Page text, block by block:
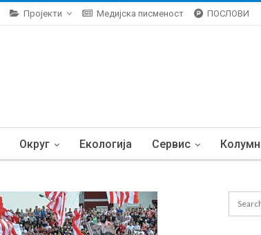
Пројекти Медијска писменост ПОСЛОВИ
Округ Екологија Сервис